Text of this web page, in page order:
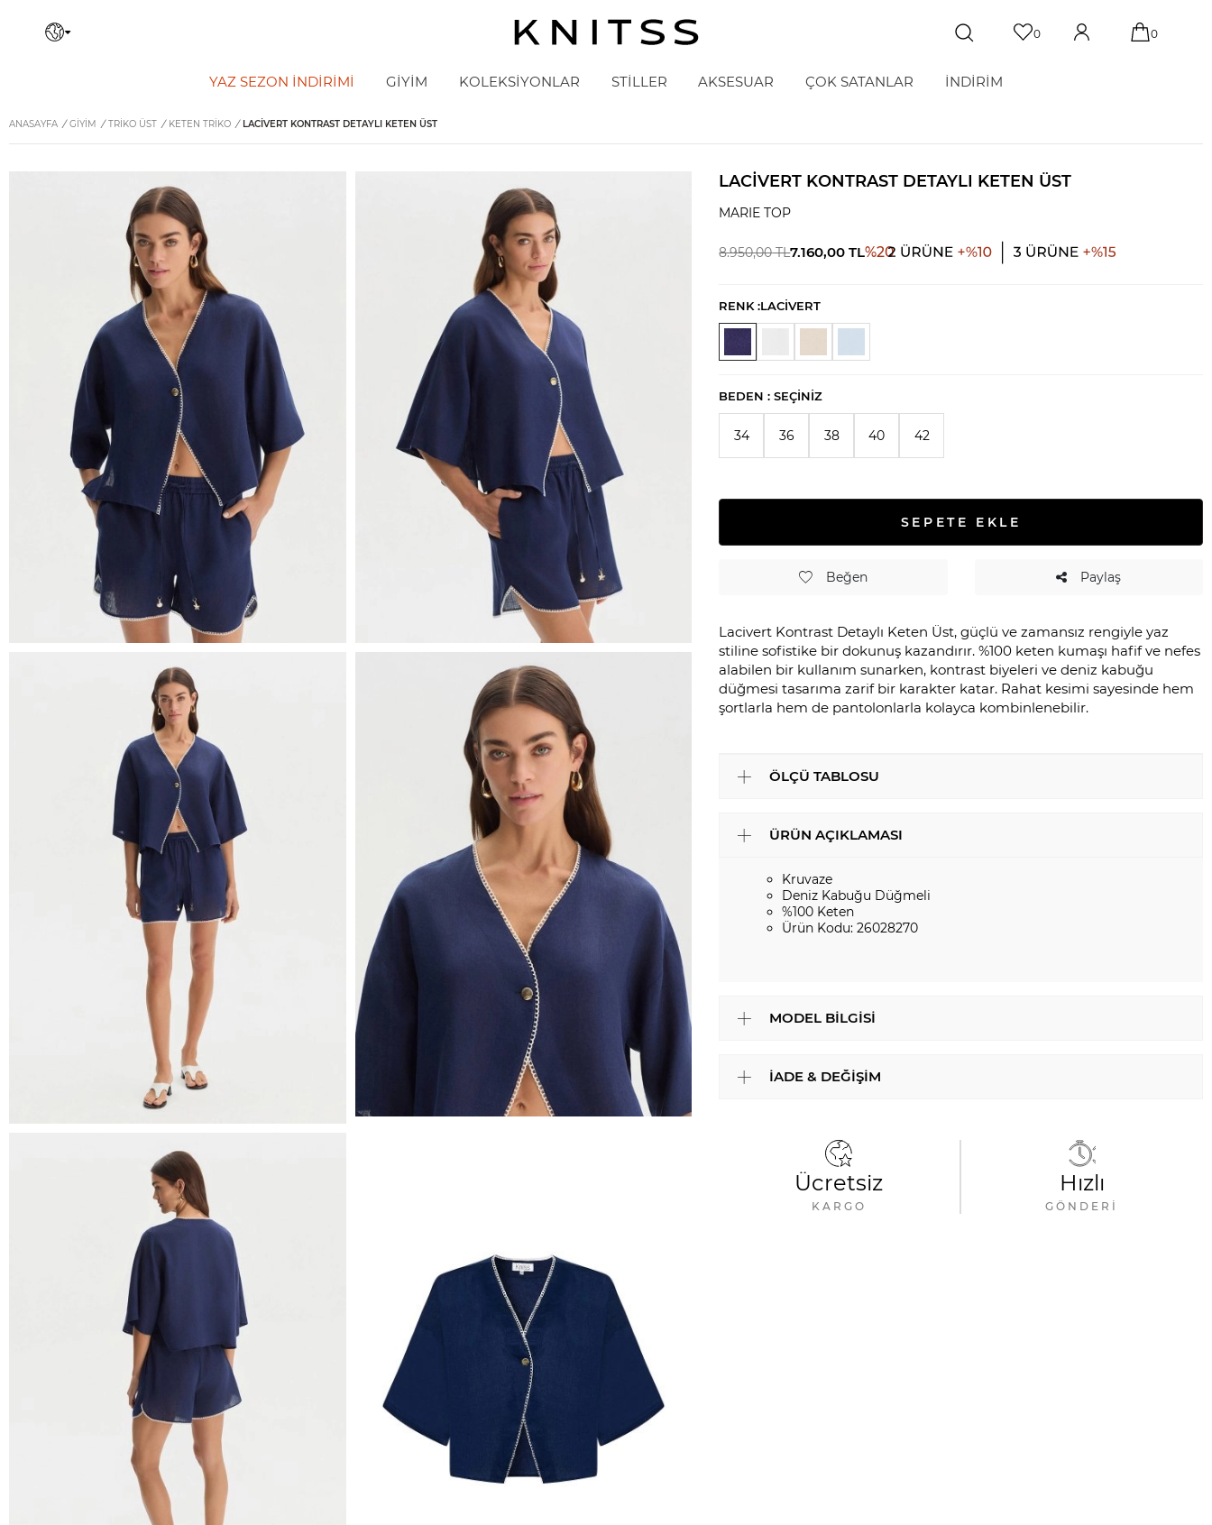
0 0
YAZ SEZON İNDIRIMI GİYİM KOLEKSİYONLAR STİLLER AKSESUAR ÇOK SATANLAR İNDİRİM
ANASAYFA / GİYİM / TRIKO ÜST / KETEN TRIKO / LACIVERT KONTRAST DETAYLI KETEN ÜST
LACIVERT KONTRAST DETAYLI KETEN ÜST
MARIE TOP
8.950,00TL7.160,00 TL%20
RENK :LACİVERT
BEDEN :SEÇINIZ
34 36 38 40 42
SEPETE EKLE
Beğen Paylaş
Lacivert Kontrast Detaylı Keten Üst, güçlü ve zamansız rengiyle yaz
stiline sofistike bir dokunuş kazandırır. %100 keten kumaşı hafif ve nefes
alabilen bir kullanım sunarken, kontrast biyeleri ve deniz kabuğu
düğmesi tasarıma zarif bir karakter katar. Rahat kesimi sayesinde hem
şortlarla hem de pantolonlarla kolayca kombinlenebilir.
ÖLÇÜ TABLOSU
ÜRÜN AÇIKLAMASI
Kruvaze
Deniz Kabuğu Düğmeli
%100 Keten
Ürün Kodu: 26028270
MODEL BILGISI
İADE & DEĞIŞIM
Ücretsiz
KARGO
Hızlı
GÖNDERI